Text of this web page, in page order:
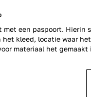
met een paspoort. Hierin
kleed, locatie waar het
materiaal het gemaakt